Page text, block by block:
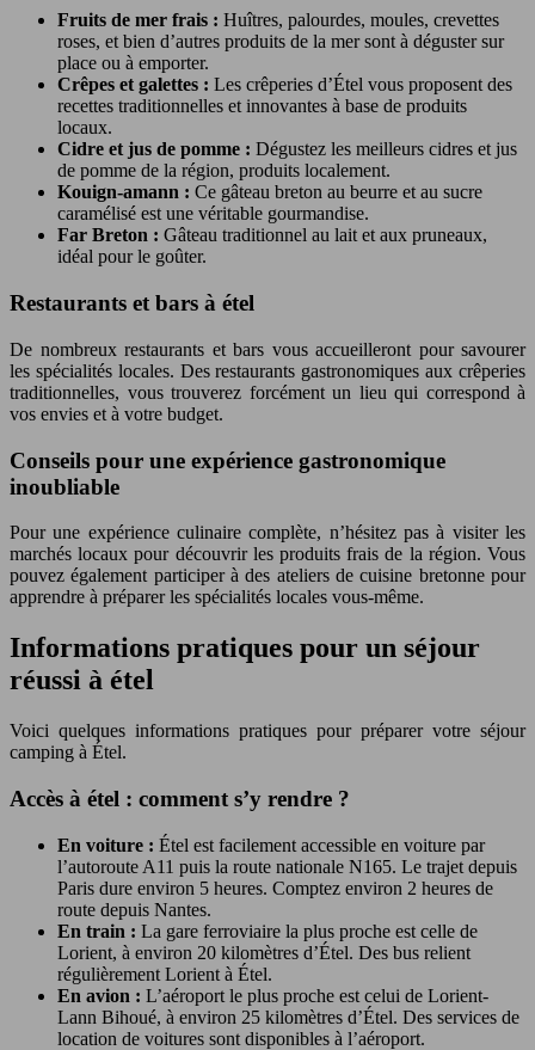
Fruits de mer frais : Huîtres, palourdes, moules, crevettes
roses, et bien d’autres produits de la mer sont à déguster sur
place ou à emporter.
Crêpes et galettes : Les crêperies d’Étel vous proposent des
recettes traditionnelles et innovantes à base de produits
locaux.
Cidre et jus de pomme : Dégustez les meilleurs cidres et jus
de pomme de la région, produits localement.
Kouign-amann : Ce gâteau breton au beurre et au sucre
caramélisé est une véritable gourmandise.
Far Breton : Gâteau traditionnel au lait et aux pruneaux,
idéal pour le goûter.
Restaurants et bars à étel
De nombreux restaurants et bars vous accueilleront pour savourer
les spécialités locales. Des restaurants gastronomiques aux crêperies
traditionnelles, vous trouverez forcément un lieu qui correspond à
vos envies et à votre budget.
Conseils pour une expérience gastronomique
inoubliable
Pour une expérience culinaire complète, n’hésitez pas à visiter les
marchés locaux pour découvrir les produits frais de la région. Vous
pouvez également participer à des ateliers de cuisine bretonne pour
apprendre à préparer les spécialités locales vous-même.
Informations pratiques pour un séjour
réussi à étel
Voici quelques informations pratiques pour préparer votre séjour
camping à Étel.
Accès à étel : comment s’y rendre ?
En voiture : Étel est facilement accessible en voiture par
l’autoroute A11 puis la route nationale N165. Le trajet depuis
Paris dure environ 5 heures. Comptez environ 2 heures de
route depuis Nantes.
En train : La gare ferroviaire la plus proche est celle de
Lorient, à environ 20 kilomètres d’Étel. Des bus relient
régulièrement Lorient à Étel.
En avion : L’aéroport le plus proche est celui de Lorient-
Lann Bihoué, à environ 25 kilomètres d’Étel. Des services de
location de voitures sont disponibles à l’aéroport.